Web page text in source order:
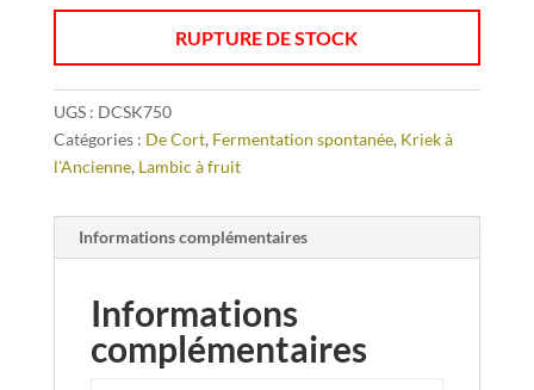
RUPTURE DE STOCK
UGS : DCSK750
Catégories : De Cort, Fermentation spontanée, Kriek à
l'Ancienne, Lambic à fruit
Informations complémentaires
Informations
complémentaires